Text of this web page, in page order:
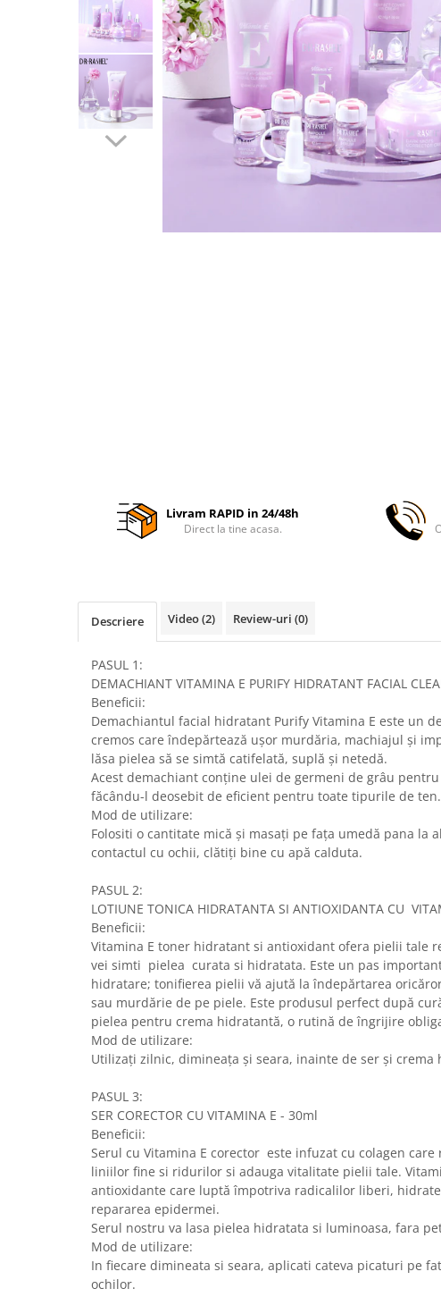
Livram RAPID in 24/48h
Direct la tine acasa.
Descriere Video(2) Review-uri (0)
PASUL 1:
DEMACHIANT VITAMINA E PURIFY HIDRATANT FACIAL
Beneficii:
Demachiantul facial hidratant Purify Vitamina E este un
cremos care îndepărtează ușor murdăria, machiajul și
lăsa pielea să se simtă catifelată, suplă și netedă.
Acest demachiant conține ulei de germeni de grâu
făcându-l deosebit de eficient pentru toate tipurile de ten.
Mod de utilizare:
Folositi o cantitate mică și masați pe fața umedă pana la
contactul cu ochii, clătiți bine cu apă calduta.
PASUL 2:
LOTIUNE TONICA HIDRATANTA SI ANTIOXIDANTA CU
Beneficii:
Vitamina E toner hidratant si antioxidant ofera pielii tale
vei simti pielea curata si hidratata. Este un pas
hidratare; tonifierea pielii vă ajută la îndepărtarea
sau murdărie de pe piele. Este produsul perfect după
pielea pentru crema hidratantă, o rutină de îngrijire
Mod de utilizare:
Utilizați zilnic, dimineața și seara, inainte de ser și crema
PASUL 3:
SER CORECTOR CU VITAMINA E - 30ml
Beneficii:
Serul cu Vitamina E corector este infuzat cu colagen care
liniilor fine si ridurilor si adauga vitalitate pielii tale.
antioxidante care luptă împotriva radicalilor liberi,
repararea epidermei.
Serul nostru va lasa pielea hidratata si luminoasa, fara
Mod de utilizare:
In fiecare dimineata si seara, aplicati cateva picaturi pe
ochilor.